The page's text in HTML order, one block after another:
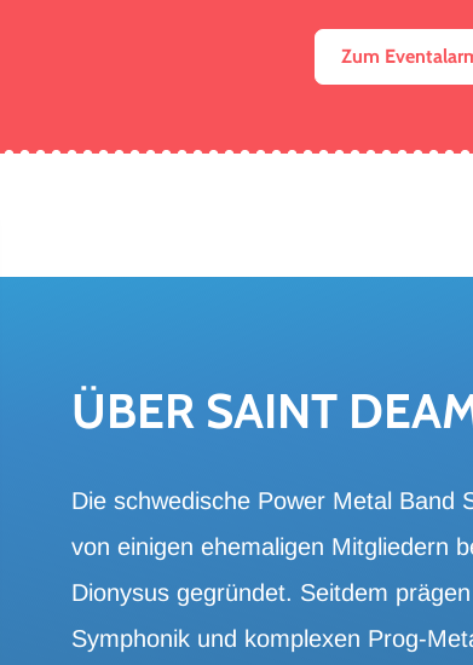
Zum
ÜBER SAINT
Die schwedische Power Metal Band
von einigen ehemaligen Mitgliedern
Dionysus gegründet. Seitdem
Symphonik und komplexen Prog-